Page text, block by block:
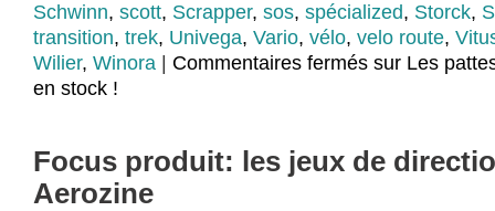
Schwinn, scott, Scrapper, sos, spécialized, Storck,
transition, trek, Univega, Vario, vélo, velo route,
Wilier, Winora Commentaires fermés sur Les
en stock !
Focus produit: les jeux de
Aerozine